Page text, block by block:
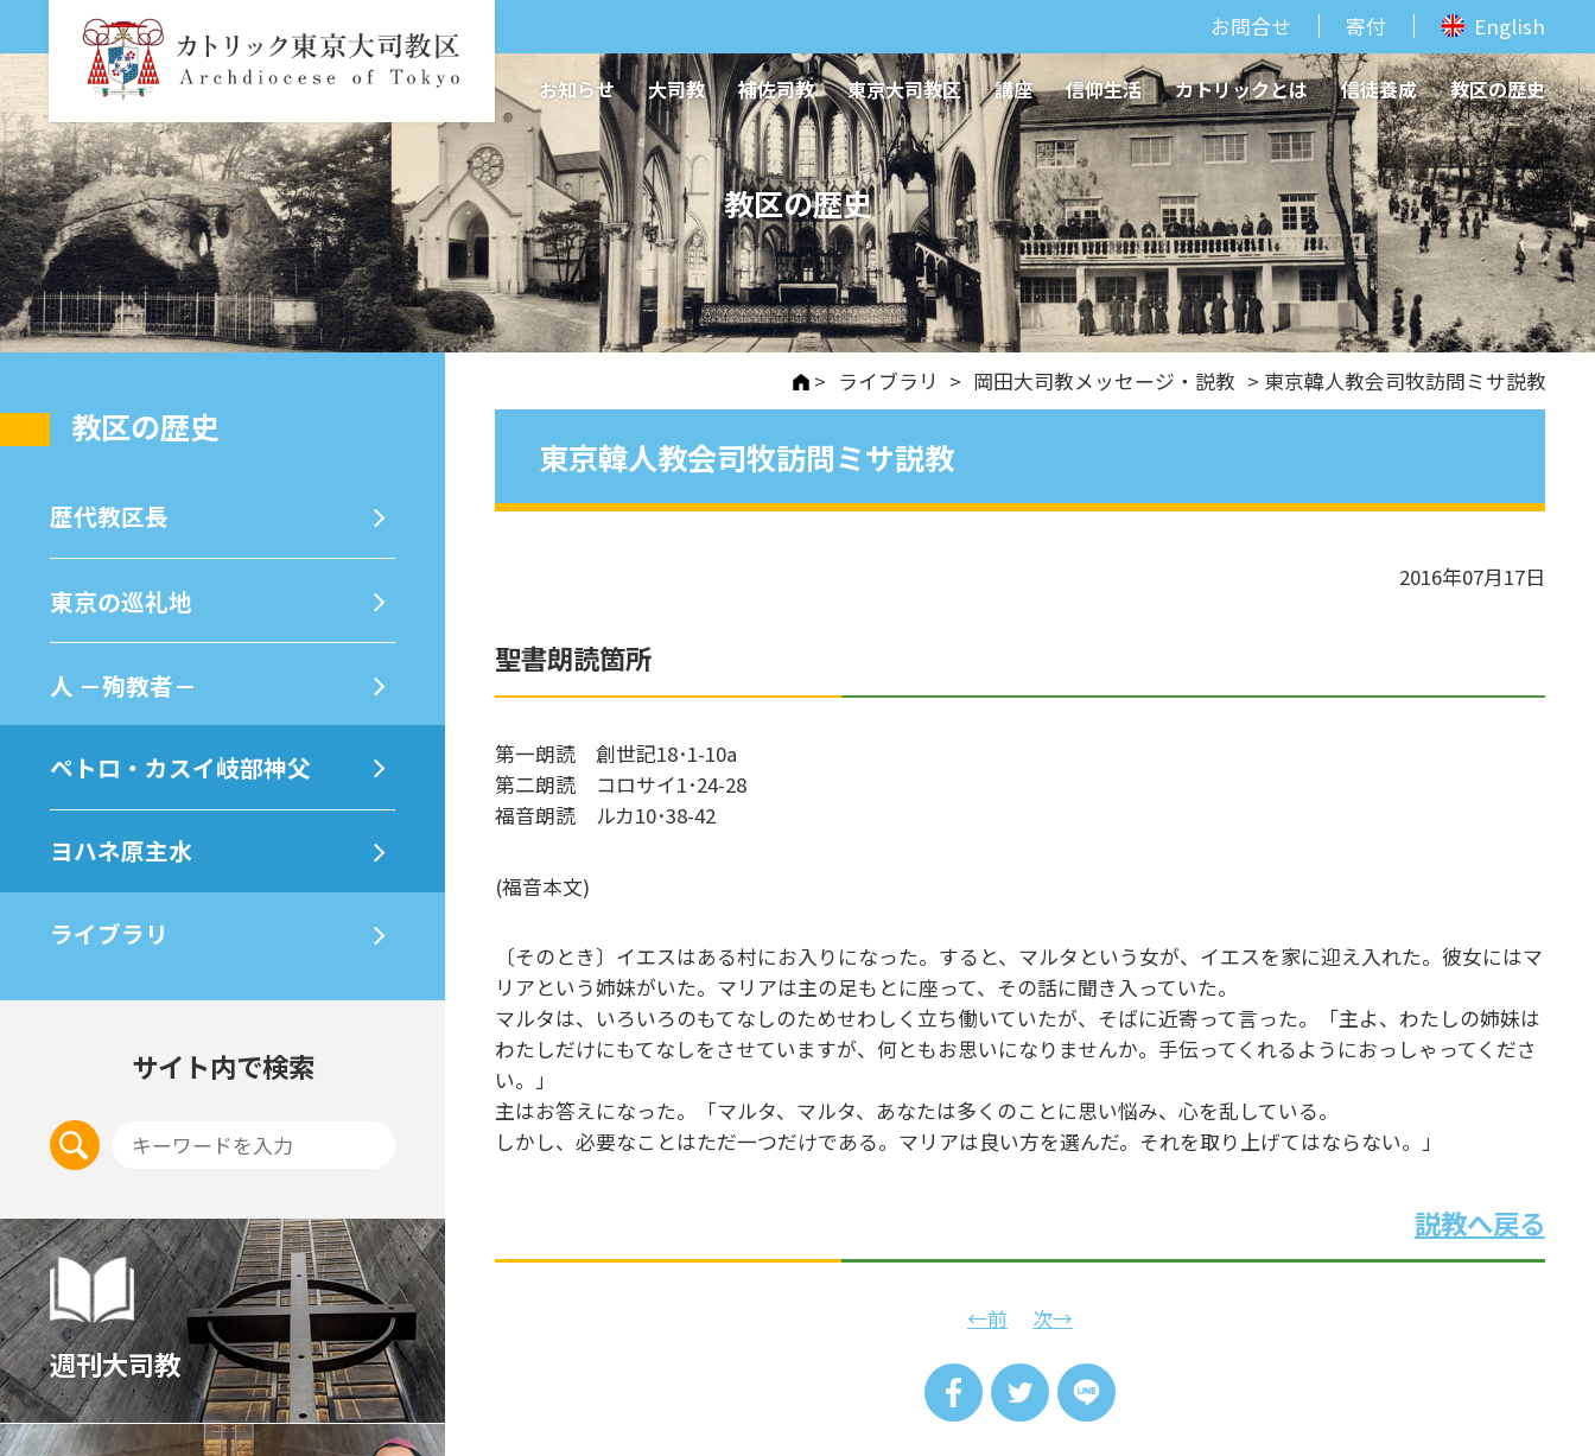
お問合せ 寄付 English
お知らせ 大司教 補佐司教 東京大司教区 講座 信仰生活 カトリックとは 信徒養成 教区の歴史
教区の歴史
> ライブラリ > 岡田大司教メッセージ・説教 > 東京韓人教会司牧訪問ミサ説教
東京韓人教会司牧訪問ミサ説教
2016年07月17日
聖書朗読箇所
第一朗読 創世記18･1-10a
第二朗読 コロサイ1･24-28
福音朗読 ルカ10･38-42
(福音本文)
〔そのとき〕イエスはある村にお入りになった。すると、マルタという女が、イエスを家に迎え入れた。彼女にはマ
リアという姉妹がいた。マリアは主の足もとに座って、その話に聞き入っていた。
マルタは、いろいろのもてなしのためせわしく立ち働いていたが、そばに近寄って言った。「主よ、わたしの姉妹は
わたしだけにもてなしをさせていますが、何ともお思いになりませんか。手伝ってくれるようにおっしゃってくださ
い。」
主はお答えになった。「マルタ、マルタ、あなたは多くのことに思い悩み、心を乱している。
しかし、必要なことはただ一つだけである。マリアは良い方を選んだ。それを取り上げてはならない。」
説教へ戻る
←前 次→
教区の歴史
歴代教区⻑
東京の巡礼地
⼈ －殉教者－
ペトロ・カスイ岐部神父
ヨハネ原主水
ライブラリ
サイト内で検索
週刊大司教